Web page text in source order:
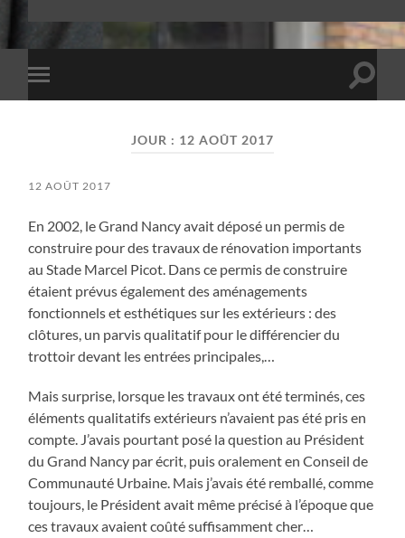
Toggle
mobile
Toggle
JOUR : 12 AOÛT 2017
12 AOÛT 2017
En 2002, le Grand Nancy avait déposé un permis de
construire pour des travaux de rénovation importants
au Stade Marcel Picot. Dans ce permis de construire
étaient prévus également des aménagements
fonctionnels et esthétiques sur les extérieurs : des
clôtures, un parvis qualitatif pour le différencier du
trottoir devant les entrées principales,…
Mais surprise, lorsque les travaux ont été terminés, ces
éléments qualitatifs extérieurs n’avaient pas été pris en
compte. J’avais pourtant posé la question au Président
du Grand Nancy par écrit, puis oralement en Conseil de
Communauté Urbaine. Mais j’avais été remballé, comme
toujours, le Président avait même précisé à l’époque que
ces travaux avaient coûté suffisamment cher…